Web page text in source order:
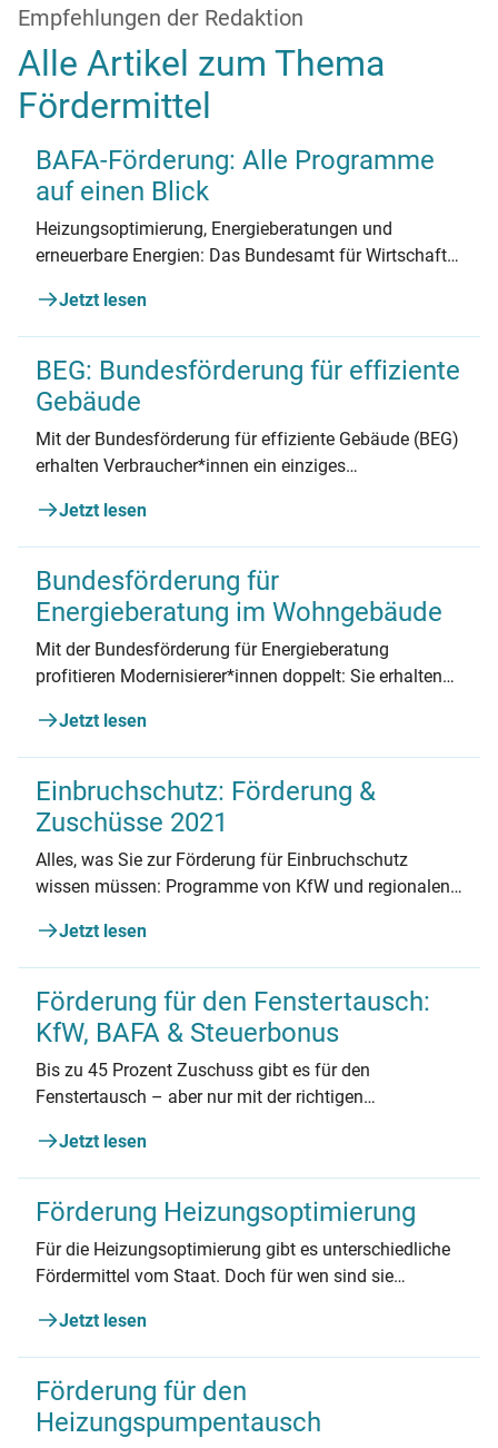
Empfehlungen der Redaktion
Alle Artikel zum Thema
Fördermittel
BAFA-Förderung: Alle Programme
auf einen Blick
Heizungsoptimierung, Energieberatungen und
erneuerbare Energien: Das Bundesamt für Wirtschaft
Fördermittel bereit. Hier finden Sie einen Überblick
über die BAFA-Förderung.
Jetzt lesen
BEG: Bundesförderung für effiziente
Gebäude
Mit der Bundesförderung für effiziente Gebäude (BEG)
erhalten Verbraucher*innen ein einziges
am Haus. Wie hoch die Fördersätze sind und wo man
sie erhält, lesen Sie hier.
Jetzt lesen
Bundesförderung für
Energieberatung im Wohngebäude
Mit der Bundesförderung für Energieberatung
profitieren Modernisierer*innen doppelt: Sie erhalten
erzielen die besten Ergebnisse für ihre Immobilie. So
funktioniert die Förderung.
Jetzt lesen
Einbruchschutz: Förderung &
Zuschüsse 2021
Alles, was Sie zur Förderung für Einbruchschutz
wissen müssen: Programme von KfW und regionalen
und mehr.
Jetzt lesen
Förderung für den Fenstertausch:
KfW, BAFA & Steuerbonus
Bis zu 45 Prozent Zuschuss gibt es für den
Fenstertausch – aber nur mit der richtigen
Jetzt lesen
Förderung Heizungsoptimierung
Für die Heizungsoptimierung gibt es unterschiedliche
Fördermittel vom Staat. Doch für wen sind sie
beantworten die wichtigsten Fragen.
Jetzt lesen
Förderung für den
Heizungspumpentausch